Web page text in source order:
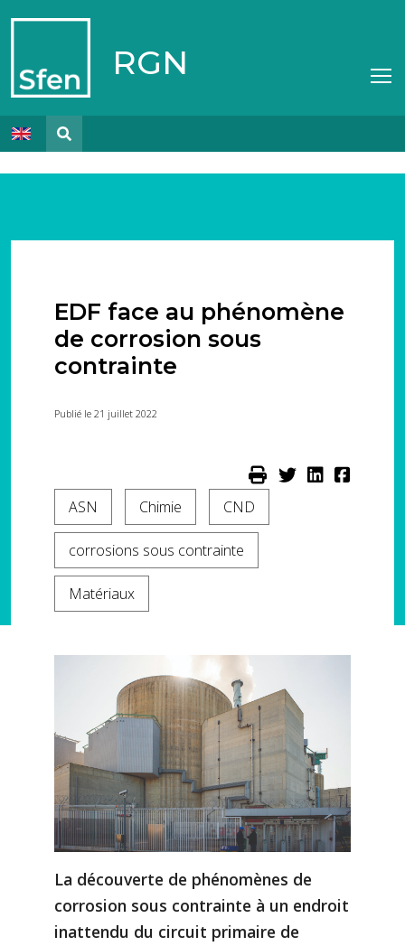
RGN
EDF face au phénomène
de corrosion sous
contrainte
Publié le 21 juillet 2022
ASN Chimie CND
corrosions sous contrainte
Matériaux
La découverte de phénomènes de
corrosion sous contrainte à un endroit
inattendu du circuit primaire de